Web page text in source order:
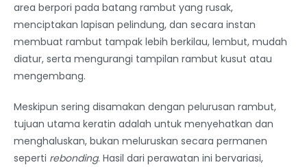
area berpori pada batang rambut yang rusak,
menciptakan lapisan pelindung, dan secara instan
membuat rambut tampak lebih berkilau, lembut, mudah
diatur, serta mengurangi tampilan rambut kusut atau
mengembang.
Meskipun sering disamakan dengan pelurusan rambut,
tujuan utama keratin adalah untuk menyehatkan dan
menghaluskan, bukan meluruskan secara permanen
seperti rebonding. Hasil dari perawatan ini bervariasi,